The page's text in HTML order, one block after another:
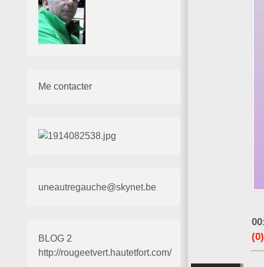
Me contacter
uneautregauche@skynet.be
BLOG 2
http://rougeetvert.hautetfort.com/
(0)